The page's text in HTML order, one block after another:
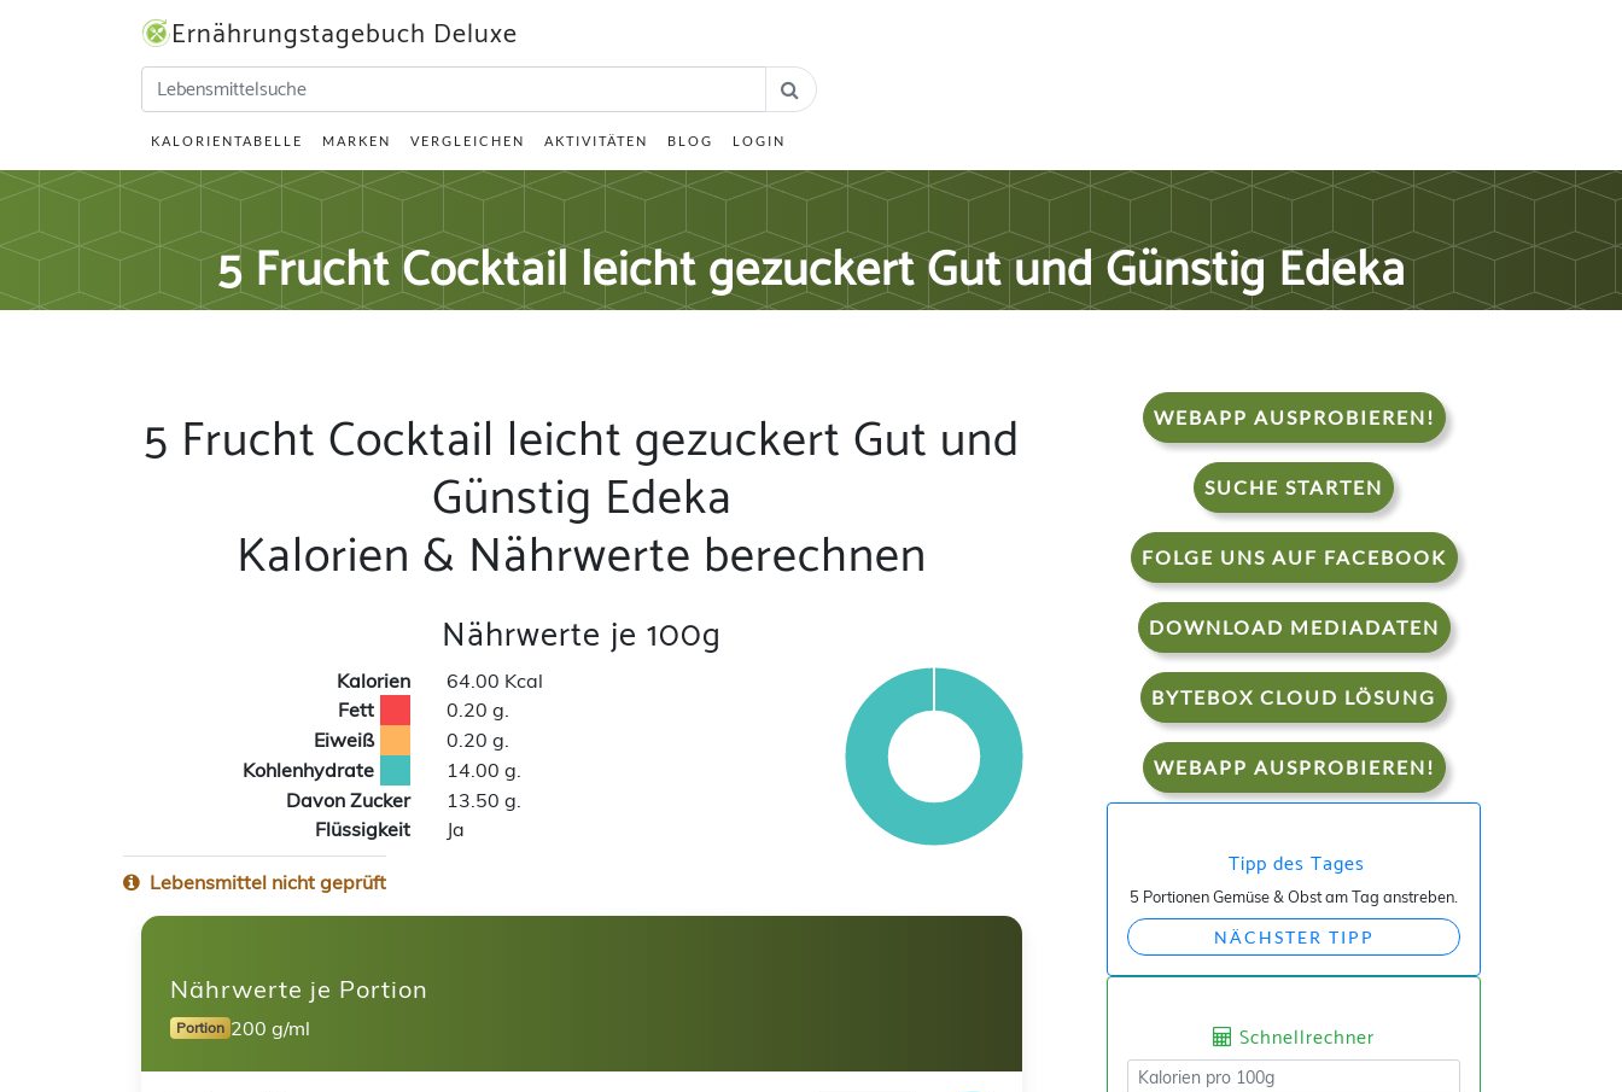
Ernährungstagebuch Deluxe
KALORIENTABELLE MARKEN VERGLEICHEN AKTIVITÄTEN BLOG LOGIN
5 Frucht Cocktail leicht gezuckert Gut und Günstig Edeka
5 Frucht Cocktail leicht gezuckert Gut und
Günstig Edeka
Kalorien & Nährwerte berechnen
Nährwerte je 100g
Kalorien
64.00 Kcal
Fett
0.20 g.
Eiweiß
0.20 g.
Kohlenhydrate
14.00 g.
Davon Zucker
13.50 g.
Flüssigkeit
Ja
Lebensmittel nicht geprüft
Nährwerte je Portion
Portion 200 g/ml
WEBAPP AUSPROBIEREN!
SUCHE STARTEN
FOLGE UNS AUF FACEBOOK
DOWNLOAD MEDIADATEN
BYTEBOX CLOUD LÖSUNG
WEBAPP AUSPROBIEREN!
Tipp des Tages
5 Portionen Gemüse & Obst am Tag anstreben.
NÄCHSTER TIPP
Schnellrechner